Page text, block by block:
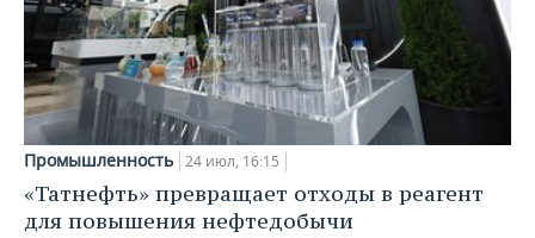
Промышленность 24 июл, 16:15
«Татнефть» превращает отходы в реагент
для повышения нефтедобычи